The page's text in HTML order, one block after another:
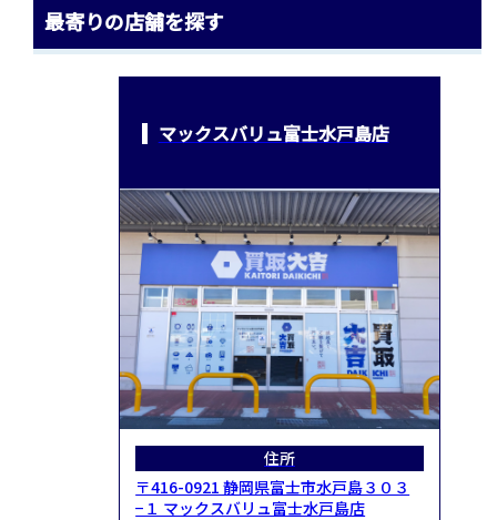
最寄りの店舗を探す
マックスバリュ富士水戸島店
住所
〒416-0921 静岡県富士市水戸島３０３
−１ マックスバリュ富士水戸島店